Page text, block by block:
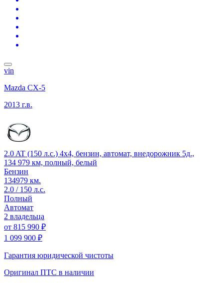
vin
Mazda CX-5
2013 г.в.
2.0 AT (150 л.с.) 4x4, бензин, автомат, внедорожник 5д.,
134 979 км, полный, белый
Бензин
134979 км.
2.0 / 150 л.с.
Полный
Автомат
2 владельца
от 815 990 ₽
1 099 900 ₽
Гарантия юридической чистоты
Оригинал ПТС в наличии